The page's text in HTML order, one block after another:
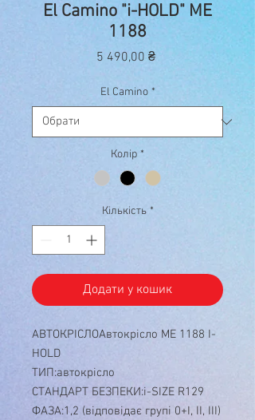
El Camino "i-HOLD" ME
1188
5 490,00 ₴Ціна
El Camino *
Колір *
Кількість *
Додати у кошик
АВТОКРІСЛОАвтокрісло ME 1188 I-
HOLD
ТИП:автокрісло
СТАНДАРТ БЕЗПЕКИ:i-SIZE R129
ФАЗА:1,2 (відповідає групі 0+I, II, III)